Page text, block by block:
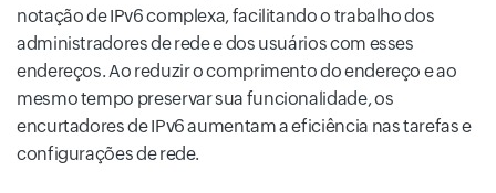
notação de IPv6 complexa, facilitando o trabalho dos
administradores de rede e dos usuários com esses
endereços. Ao reduzir o comprimento do endereço e ao
mesmo tempo preservar sua funcionalidade, os
encurtadores de IPv6 aumentam a eficiência nas tarefas e
configurações de rede.